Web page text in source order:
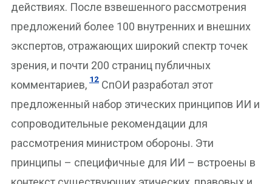
действиях. После взвешенного рассмотрения
предложений более 100 внутренних и внешних
экспертов, отражающих широкий спектр точек
зрения, и почти 200 страниц публичных
комментариев, 12 СпОИ разработал этот
предложенный набор этических принципов ИИ и
сопроводительные рекомендации для
рассмотрения министром обороны. Эти
принципы – специфичные для ИИ – встроены в